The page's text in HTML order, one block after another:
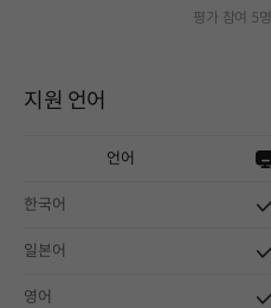
평가 참여 5명
지원 언어
언어
한국어
일본어
영어